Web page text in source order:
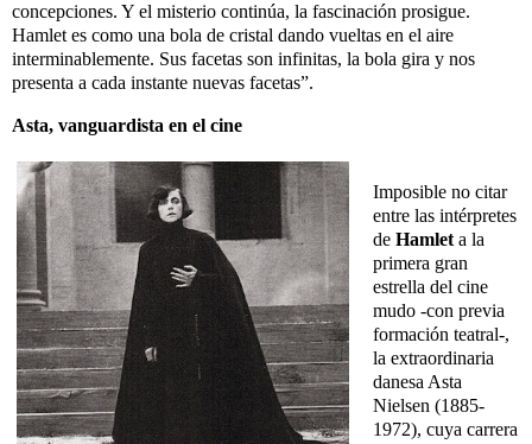
concepciones. Y el misterio continúa, la fascinación prosigue.
Hamlet es como una bola de cristal dando vueltas en el aire
interminablemente. Sus facetas son infinitas, la bola gira y nos
presenta a cada instante nuevas facetas”.
Asta, vanguardista en el cine
Imposible no citar
entre las intérpretes
de Hamleta la
primera gran
estrella del cine
mudo -con previa
formación teatral-,
la extraordinaria
danesa Asta
Nielsen (1885-
1972), cuya carrera